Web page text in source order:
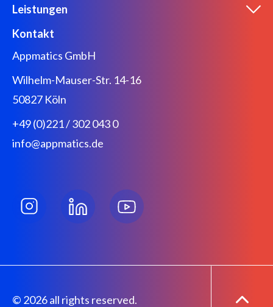
Leistungen
Kontakt
Appmatics GmbH
Wilhelm-Mauser-Str. 14-16
50827 Köln
+49 (0)221 / 302 043 0
info@appmatics.de
© 2026 all rights reserved.